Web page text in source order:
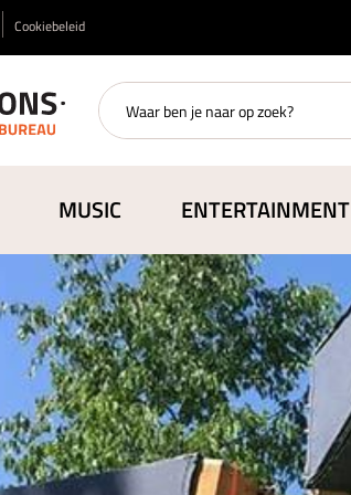
Cookiebeleid
MUSIC ENTERTAINMENT